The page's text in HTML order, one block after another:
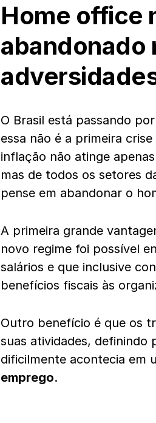
Home office
abandonado
O Brasil está passando
essa não é a primeira
inflação não atinge
mas de todos os setores
pense em abandonar o
A primeira grande
novo regime foi possível
salários e que inclusive
benefícios fiscais às
Outro benefício é que os
suas atividades, definindo
dificilmente acontecia em
emprego.